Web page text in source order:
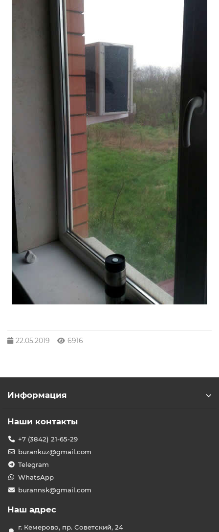
22.05.2019 6916
Информация
Наши контакты
+7 (3842) 21-65-29
burankuz@gmail.com
Telegram
WhatsApp
burannsk@gmail.com
Наш адрес
г. Кемерово, пр. Советский, 24